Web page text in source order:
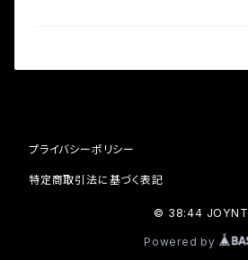
プライバシーポリシー
特定商取引法に基づく表記
© 38:44 JOYNT
Powered by